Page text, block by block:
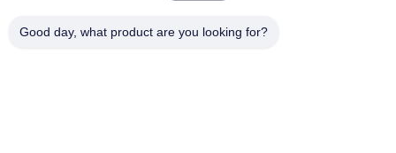
Good day, what product are you looking for?